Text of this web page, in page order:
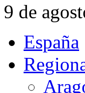
9 de
España